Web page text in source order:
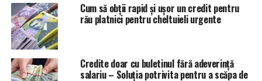
Cum să obții rapid și ușor un credit pentru
rău platnici pentru cheltuieli urgente
Credite doar cu buletinul fără adeverință
salariu – Soluția potrivita pentru a scăpa de